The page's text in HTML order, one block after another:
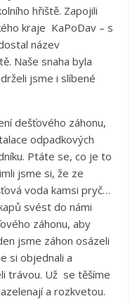
hřiště. Zapojili
kraje KaPoDav – s
název
Naše snaha byla
jsme i slíbené
dešťového záhonu,
odpadkových
Ptáte se, co je to
jsme si, že ze
voda kamsi pryč…
svést do námi
záhonu, aby
jsme záhon osázeli
si objednali a
trávou. Už se těšíme
a rozkvetou.